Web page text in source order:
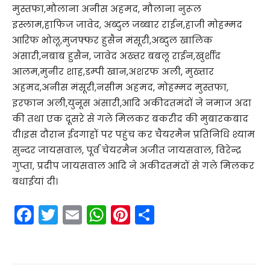
मुस्तफा,मौलाना अनीस अहमद, मौलाना नुरूल
इस्लाम,हाफिज जावेद, अब्दुल जब्बार राईन,हाजी मोहम्मद
आरिफ भोलू,मुजफ्फर हुसैन मंसूरी,अब्दुल खालिक
अंसारी,नबाब हुसैन, जावेद अख्तर बबलू राईन,खुर्शीद
आलम,मुनीर शाह,डम्पी खान,अशरफ अली, मुख्तार
अहमद,अनीस मंसूरी,नसीम अहमद, मोहम्मद मुस्तफा,
इरफान अली,युनूस अंसारी,आदि अकीदतमंदों ने नमाज अदा
की तथा एक दूसरे से गले मिलकर बकरीद की मुबारकबाद
दी।इस दौरान ईदगाहों पर पहुंच कर चैयरमैन प्रतिनिधि श्याम
सुन्दर जायसवाल, पूर्व चेयरमैन अजीत जायसवाल, विरेन्द्र
गुप्ता, प्रदीप जायसवाल आदि ने अकीदतमंदों से गले मिलकर
बधाईयां दी।
F
a
T
w
E
m
W
h
Pi
nt